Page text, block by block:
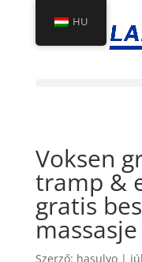
Voksen
tramp &
gratis
Szerző: hasulyo|
HU